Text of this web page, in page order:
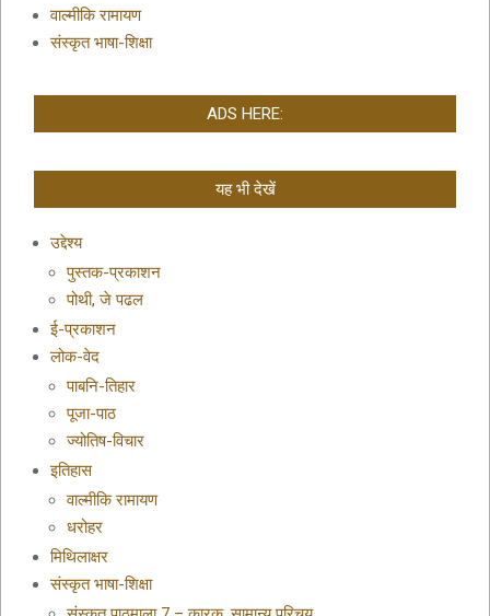
वाल्मीकि रामायण
संस्कृत भाषा-शिक्षा
ADS HERE:
यह भी देखें
उद्देश्य
पुस्तक-प्रकाशन
पोथी, जे पढल
ई-प्रकाशन
लोक-वेद
पाबनि-तिहार
पूजा-पाठ
ज्योतिष-विचार
इतिहास
वाल्मीकि रामायण
धरोहर
मिथिलाक्षर
संस्कृत भाषा-शिक्षा